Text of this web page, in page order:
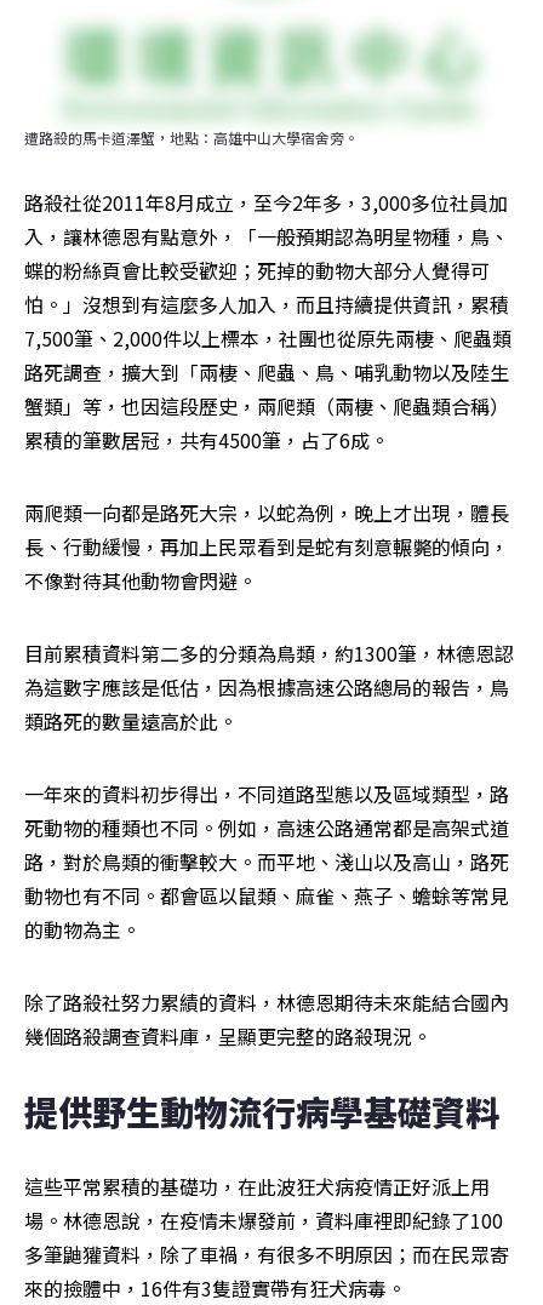
遭路殺的馬卡道澤蟹，地點：高雄中山大學宿舍旁。
路殺社從2011年8月成立，至今2年多，3,000多位社員加
入，讓林德恩有點意外，「一般預期認為明星物種，鳥、
蝶的粉絲頁會比較受歡迎；死掉的動物大部分人覺得可
怕。」沒想到有這麼多人加入，而且持續提供資訊，累積
7,500筆、2,000件以上標本，社團也從原先兩棲、爬蟲類
路死調查，擴大到「兩棲、爬蟲、鳥、哺乳動物以及陸生
蟹類」等，也因這段歷史，兩爬類（兩棲、爬蟲類合稱）
累積的筆數居冠，共有4500筆，占了6成。
兩爬類一向都是路死大宗，以蛇為例，晚上才出現，體長
長、行動緩慢，再加上民眾看到是蛇有刻意輾斃的傾向，
不像對待其他動物會閃避。
目前累積資料第二多的分類為鳥類，約1300筆，林德恩認
為這數字應該是低估，因為根據高速公路總局的報告，鳥
類路死的數量遠高於此。
一年來的資料初步得出，不同道路型態以及區域類型，路
死動物的種類也不同。例如，高速公路通常都是高架式道
路，對於鳥類的衝擊較大。而平地、淺山以及高山，路死
動物也有不同。都會區以鼠類、麻雀、燕子、蟾蜍等常見
的動物為主。
除了路殺社努力累績的資料，林德恩期待未來能結合國內
幾個路殺調查資料庫，呈顯更完整的路殺現況。
提供野生動物流行病學基礎資料
這些平常累積的基礎功，在此波狂犬病疫情正好派上用
場。林德恩說，在疫情未爆發前，資料庫裡即紀錄了100
多筆鼬獾資料，除了車禍，有很多不明原因；而在民眾寄
來的撿體中，16件有3隻證實帶有狂犬病毒。